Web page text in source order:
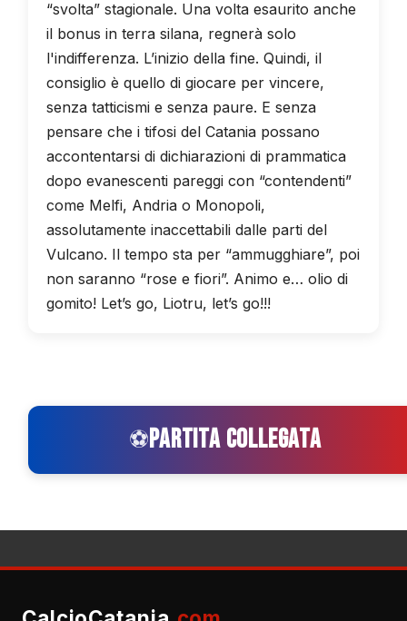
“svolta” stagionale. Una volta esaurito anche
il bonus in terra silana, regnerà solo
l'indifferenza. L’inizio della fine. Quindi, il
consiglio è quello di giocare per vincere,
senza tatticismi e senza paure. E senza
pensare che i tifosi del Catania possano
accontentarsi di dichiarazioni di prammatica
dopo evanescenti pareggi con “contendenti”
come Melfi, Andria o Monopoli,
assolutamente inaccettabili dalle parti del
Vulcano. Il tempo sta per “ammugghiare”, poi
non saranno “rose e fiori”. Animo e… olio di
gomito! Let’s go, Liotru, let’s go!!!
⚽PARTITA COLLEGATA